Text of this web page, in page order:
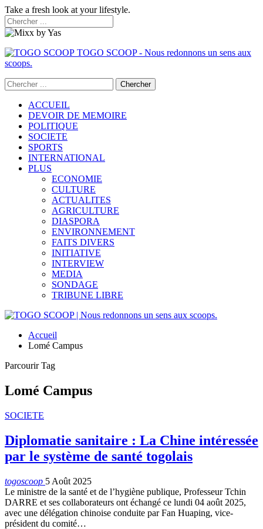
Take a fresh look at your lifestyle.
TOGO SCOOP - Nous redonnons un sens aux
scoops.
ACCUEIL
DEVOIR DE MEMOIRE
POLITIQUE
SOCIETE
SPORTS
INTERNATIONAL
PLUS
ECONOMIE
CULTURE
ACTUALITES
AGRICULTURE
DIASPORA
ENVIRONNEMENT
FAITS DIVERS
INITIATIVE
INTERVIEW
MEDIA
SONDAGE
TRIBUNE LIBRE
Accueil
Lomé Campus
Parcourir Tag
Lomé Campus
SOCIETE
Diplomatie sanitaire : La Chine intéressée
par le système de santé togolais
togoscoop 5 Août 2025
Le ministre de la santé et de l’hygiène publique, Professeur Tchin
DARRE et ses collaborateurs ont échangé ce lundi 04 août 2025,
avec une délégation chinoise conduite par Fan Huaping, vice-
président du comité…